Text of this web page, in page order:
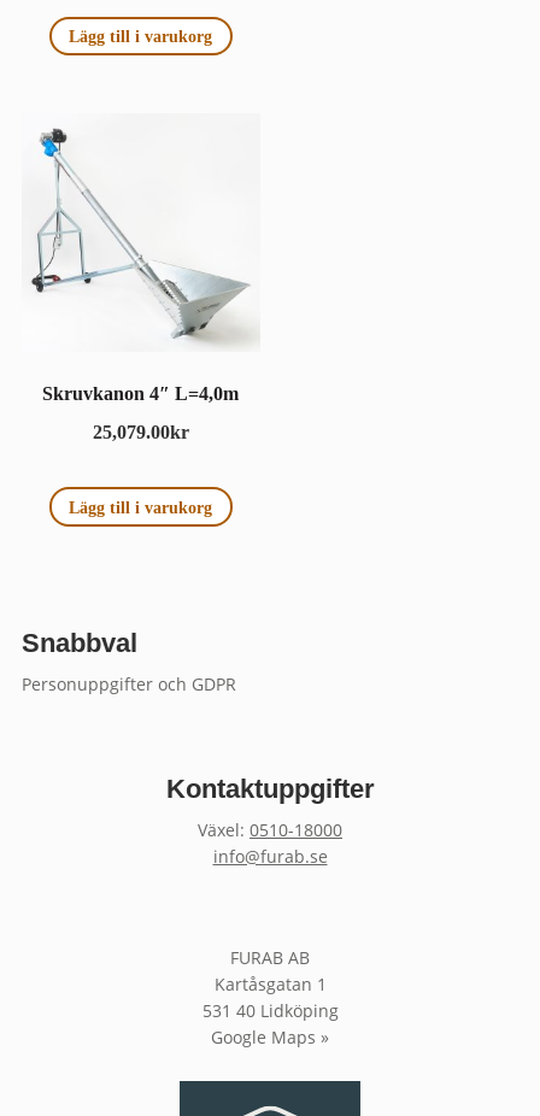
Lägg till i varukorg
Skruvkanon 4″ L=4,0m
25,079.00kr
Lägg till i varukorg
Snabbval
Personuppgifter och GDPR
Kontaktuppgifter
Växel: 0510-18000
info@furab.se
FURAB AB
Kartåsgatan 1
531 40 Lidköping
Google Maps »